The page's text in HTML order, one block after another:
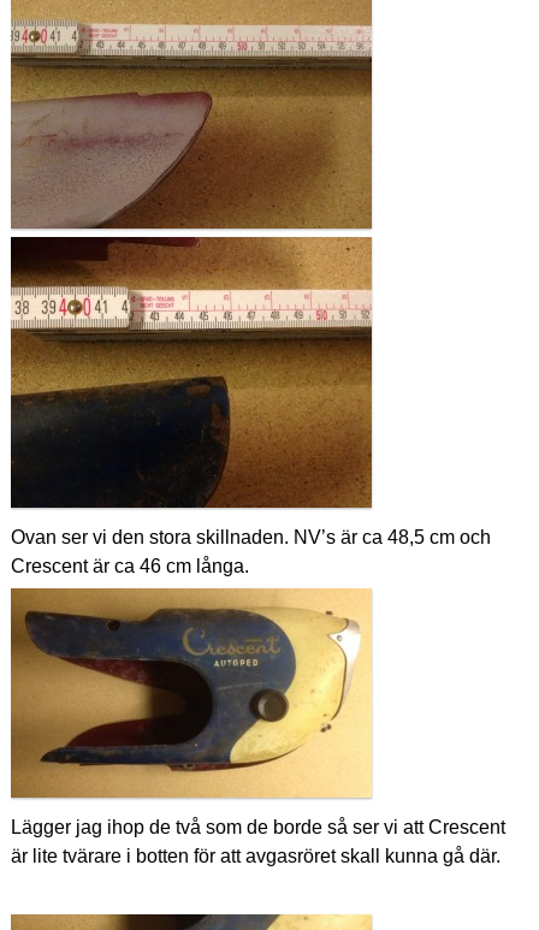
Ovan ser vi den stora skillnaden. NV’s är ca 48,5 cm och
Crescent är ca 46 cm långa.
Lägger jag ihop de två som de borde så ser vi att Crescent
är lite tvärare i botten för att avgasröret skall kunna gå där.